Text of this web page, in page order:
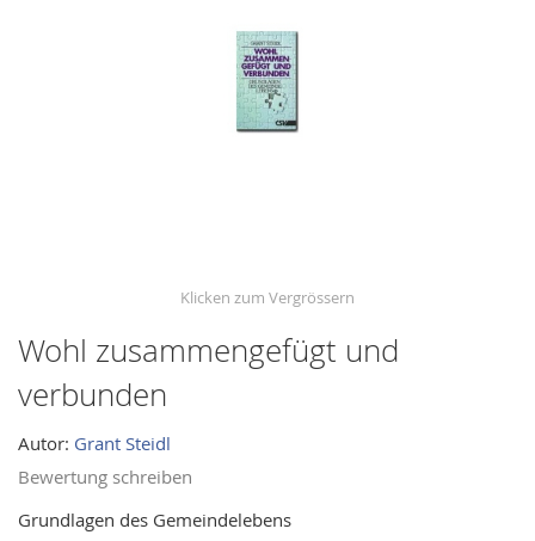
Wohl zusammengefügt und
verbunden
Autor: Grant Steidl
Bewertung schreiben
Grundlagen des Gemeindelebens
Skip
the
the
images